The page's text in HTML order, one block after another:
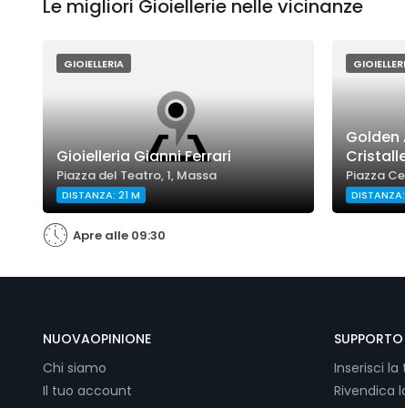
Le migliori Gioiellerie nelle vicinanze
GIOIELLERIA
Gioielleria Gianni Ferrari
Piazza del Teatro, 1, Massa
DISTANZA: 21 M
Apre alle 09:30
Golden
Piazza
NUOVAOPINIONE
Chi siamo
Il tuo account
Inserisci
Rivendica